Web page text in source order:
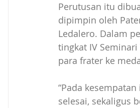
Perutusan itu
dipimpin oleh
Ledalero. Dalam
tingkat IV
para frater ke
“Pada
selesai, sekaligus